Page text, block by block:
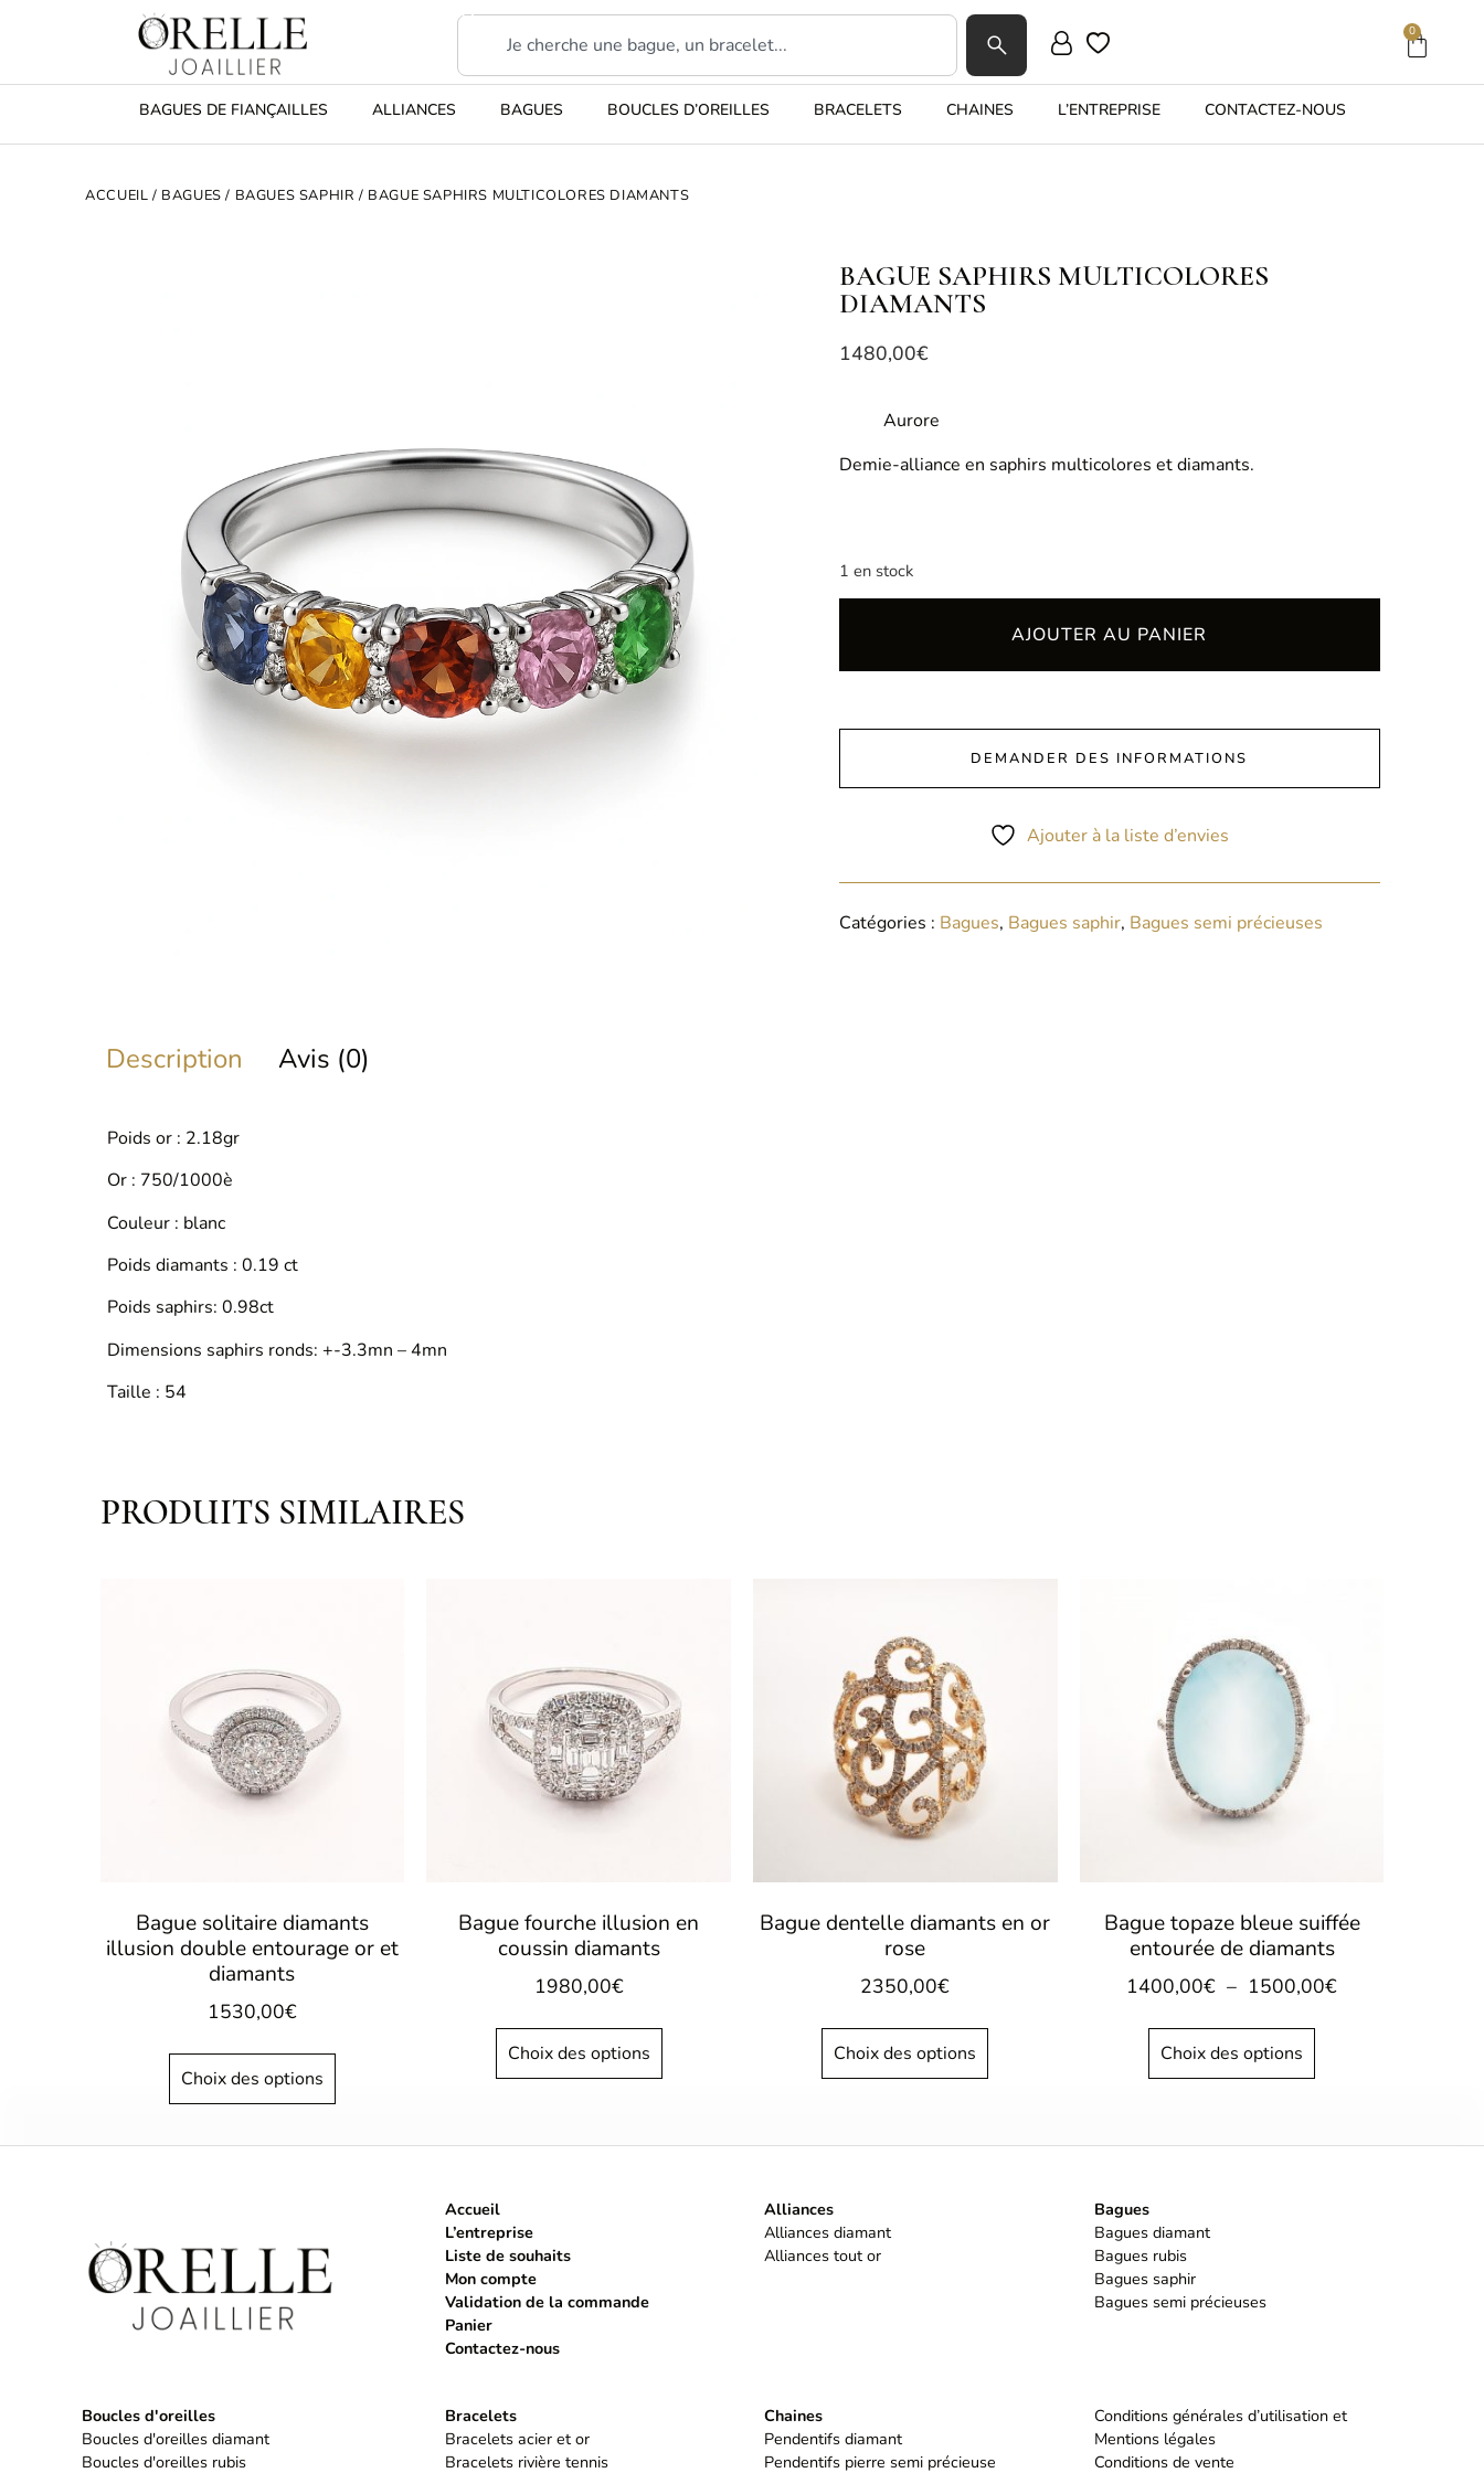
0
BAGUES DE FIANÇAILLES ALLIANCES BAGUES BOUCLES D’OREILLES BRACELETS CHAINES L’ENTREPRISE CONTACTEZ-NOUS
ACCUEIL / BAGUES / BAGUES SAPHIR / BAGUE SAPHIRS MULTICOLORES DIAMANTS
BAGUE SAPHIRS MULTICOLORES
DIAMANTS
1480,00€
Aurore
Demie-alliance en saphirs multicolores et diamants.
1 en stock
AJOUTER AU PANIER
DEMANDER DES INFORMATIONS
Ajouter à la liste d’envies
Catégories : Bagues, Bagues saphir, Bagues semi précieuses
Description Avis (0)
Poids or : 2.18gr
Or : 750/1000è
Couleur : blanc
Poids diamants : 0.19 ct
Poids saphirs: 0.98ct
Dimensions saphirs ronds: +-3.3mn – 4mn
Taille : 54
PRODUITS SIMILAIRES
Bague solitaire diamants
illusion double entourage or et
diamants
1530,00€
Choix des options
Bague fourche illusion en
coussin diamants
1980,00€
Choix des options
Bague dentelle diamants en or
rose
2350,00€
Choix des options
Bague topaze bleue suiffée
entourée de diamants
1400,00€ – 1500,00€
Choix des options
Accueil
L’entreprise
Liste de souhaits
Mon compte
Validation de la commande
Panier
Contactez-nous
Alliances
Alliances diamant
Alliances tout or
Bagues
Bagues diamant
Bagues rubis
Bagues saphir
Bagues semi précieuses
Boucles d'oreilles
Boucles d'oreilles diamant
Boucles d'oreilles rubis
Bracelets
Bracelets acier et or
Bracelets rivière tennis
Chaines
Pendentifs diamant
Pendentifs pierre semi précieuse
Conditions générales d’utilisation et
Mentions légales
Conditions de vente